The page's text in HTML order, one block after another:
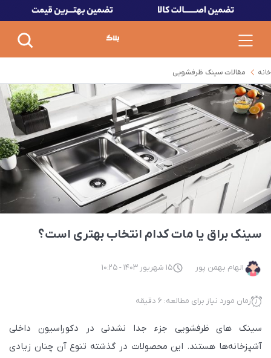
خانه مقالات سینک ظرفشویی
سینک براق یا مات کدام انتخاب بهتری است؟
الهام بهمن پور 15 شهریور 1403 - 10:25
زمان مورد نیاز برای مطالعه: 6 دقیقه
سینک های ظرفشویی جزء جدا نشدنی در دکوراسیون داخلی
آشپزخانه‌ها هستند. این محصولات در گذشته تنوع آن چنان زیادی